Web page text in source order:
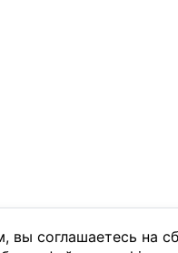
вы соглашаетесь на